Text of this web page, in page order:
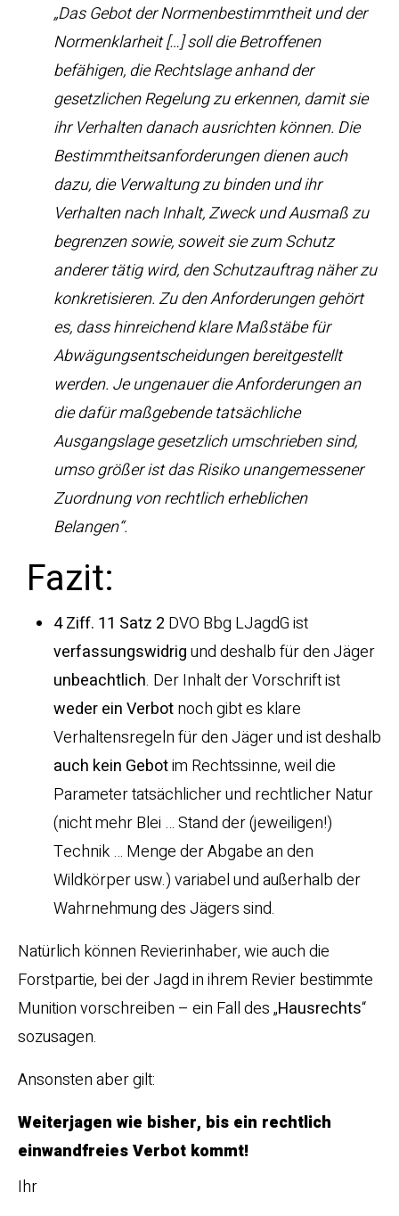
„Das Gebot der Normenbestimmtheit und der
Normenklarheit […] soll die Betroffenen
befähigen, die Rechtslage anhand der
gesetzlichen Regelung zu erkennen, damit sie
ihr Verhalten danach ausrichten können. Die
Bestimmtheitsanforderungen dienen auch
dazu, die Verwaltung zu binden und ihr
Verhalten nach Inhalt, Zweck und Ausmaß zu
begrenzen sowie, soweit sie zum Schutz
anderer tätig wird, den Schutzauftrag näher zu
konkretisieren. Zu den Anforderungen gehört
es, dass hinreichend klare Maßstäbe für
Abwägungsentscheidungen bereitgestellt
werden. Je ungenauer die Anforderungen an
die dafür maßgebende tatsächliche
Ausgangslage gesetzlich umschrieben sind,
umso größer ist das Risiko unangemessener
Zuordnung von rechtlich erheblichen
Belangen“.
Fazit:
4 Ziff. 11 Satz 2 DVO Bbg LJagdG ist
verfassungswidrigund deshalb für den Jäger
unbeachtlich. Der Inhalt der Vorschrift ist
weder ein Verbotnoch gibt es klare
Verhaltensregeln für den Jäger und ist deshalb
auch kein Gebotim Rechtssinne, weil die
Parameter tatsächlicher und rechtlicher Natur
(nicht mehr Blei … Stand der (jeweiligen!)
Technik … Menge der Abgabe an den
Wildkörper usw.) variabel und außerhalb der
Wahrnehmung des Jägers sind.
Natürlich können Revierinhaber, wie auch die
Forstpartie, bei der Jagd in ihrem Revier bestimmte
Munition vorschreiben – ein Fall des „Hausrechts“
sozusagen.
Ansonsten aber gilt:
Weiterjagen wie bisher, bis ein rechtlich
einwandfreies Verbot kommt!
Ihr